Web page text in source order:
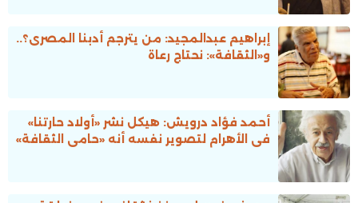
إبراهيم عبدالمجيد: من يترجم أدبنا المصرى؟..
و«الثقافة»: نحتاج رعاة
أحمد فؤاد درويش: هيكل نشر «أولاد حارتنا»
فى الأهرام لتصوير نفسه أنه «حامى الثقافة»